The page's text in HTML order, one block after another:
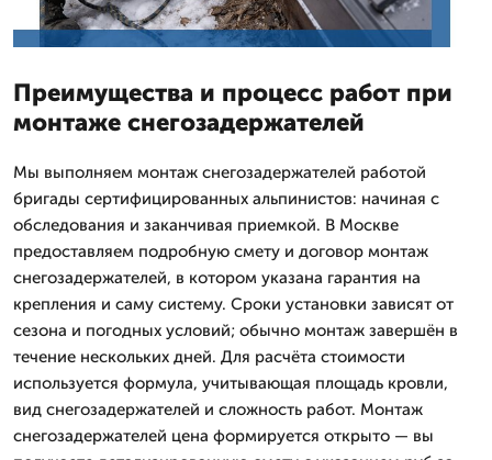
Преимущества и процесс работ при
монтаже снегозадержателей
Мы выполняем монтаж снегозадержателей работой
бригады сертифицированных альпинистов: начиная с
обследования и заканчивая приемкой. В Москве
предоставляем подробную смету и договор монтаж
снегозадержателей, в котором указана гарантия на
крепления и саму систему. Сроки установки зависят от
сезона и погодных условий; обычно монтаж завершён в
течение нескольких дней. Для расчёта стоимости
используется формула, учитывающая площадь кровли,
вид снегозадержателей и сложность работ. Монтаж
снегозадержателей цена формируется открыто — вы